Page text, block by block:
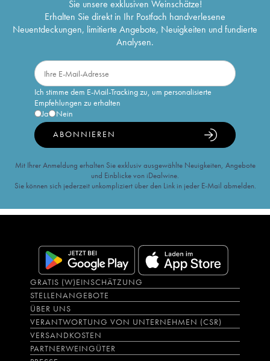
Sie unsere exklusiven Weinschätze!
Erhalten Sie direkt in Ihr Postfach handverlesene
Neuentdeckungen, limitierte Angebote, Neuigkeiten und fundierte
Analysen.
Ich stimme dem E-Mail-Tracking zu, um personalisierte
Empfehlungen zu erhalten
Ja
Nein
ABONNIEREN
Mit Ihrer Anmeldung erhalten Sie exklusiv ausgewählte Neuigkeiten, Angebote
und Einblicke von iDealwine.
Sie können sich jederzeit unkompliziert über den Link in jeder E-Mail abmelden.
GRATIS (W)EINSCHÄTZUNG
STELLENANGEBOTE
ÜBER UNS
VERANTWORTUNG VON UNTERNEHMEN (CSR)
VERSANDKOSTEN
PARTNERWEINGÜTER